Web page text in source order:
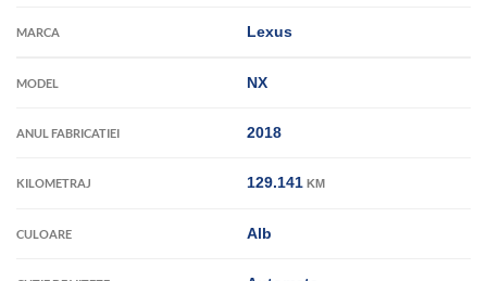
MARCA Lexus
MODEL NX
ANUL FABRICATIEI 2018
KILOMETRAJ 129.141 KM
CULOARE Alb